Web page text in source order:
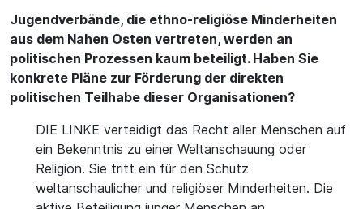
Jugendverbände, die ethno-religiöse Minderheiten
aus dem Nahen Osten vertreten, werden an
politischen Prozessen kaum beteiligt. Haben Sie
konkrete Pläne zur Förderung der direkten
politischen Teilhabe dieser Organisationen?
DIE LINKE verteidigt das Recht aller Menschen auf
ein Bekenntnis zu einer Weltanschauung oder
Religion. Sie tritt ein für den Schutz
weltanschaulicher und religiöser Minderheiten. Die